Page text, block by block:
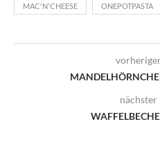
MAC'N'CHEESE ONEPOTPASTA
nächster